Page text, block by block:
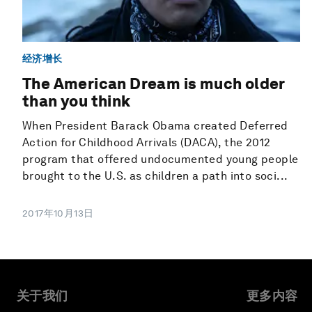
经济增长
The American Dream is much older
than you think
When President Barack Obama created Deferred
Action for Childhood Arrivals (DACA), the 2012
program that offered undocumented young people
brought to the U.S. as children a path into soci...
2017年10月13日
关于我们 更多内容